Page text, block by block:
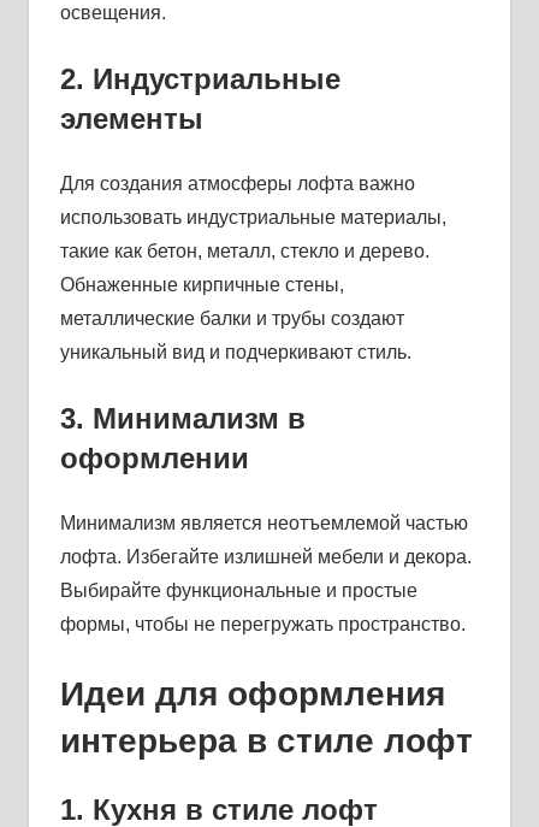
освещения.
2. Индустриальные
элементы
Для создания атмосферы лофта важно
использовать индустриальные материалы,
такие как бетон, металл, стекло и дерево.
Обнаженные кирпичные стены,
металлические балки и трубы создают
уникальный вид и подчеркивают стиль.
3. Минимализм в
оформлении
Минимализм является неотъемлемой частью
лофта. Избегайте излишней мебели и декора.
Выбирайте функциональные и простые
формы, чтобы не перегружать пространство.
Идеи для оформления
интерьера в стиле лофт
1. Кухня в стиле лофт